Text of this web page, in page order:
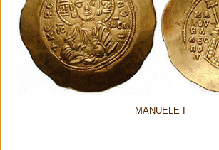
MANUELE I